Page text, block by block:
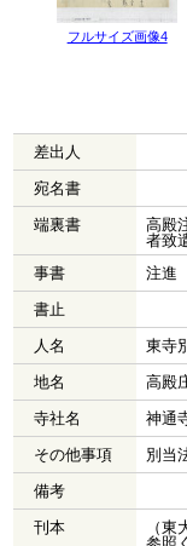
フルサイズ画像4
差出人
宛名書
端裏書
高殿
者致
事書
注進
書止
人名
東寺
地名
高殿
寺社名
神通
その他事項
別当
備考
刊本
（